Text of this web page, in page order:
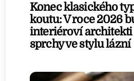
Konec klasického
koutu: V roce 2026
interiéroví
sprchy ve stylu lázní